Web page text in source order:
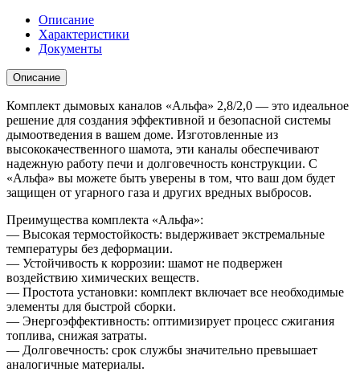
Описание
Характеристики
Документы
Описание
Комплект дымовых каналов «Альфа» 2,8/2,0 — это идеальное
решение для создания эффективной и безопасной системы
дымоотведения в вашем доме. Изготовленные из
высококачественного шамота, эти каналы обеспечивают
надежную работу печи и долговечность конструкции. С
«Альфа» вы можете быть уверены в том, что ваш дом будет
защищен от угарного газа и других вредных выбросов.
Преимущества комплекта «Альфа»:
— Высокая термостойкость: выдерживает экстремальные
температуры без деформации.
— Устойчивость к коррозии: шамот не подвержен
воздействию химических веществ.
— Простота установки: комплект включает все необходимые
элементы для быстрой сборки.
— Энергоэффективность: оптимизирует процесс сжигания
топлива, снижая затраты.
— Долговечность: срок службы значительно превышает
аналогичные материалы.